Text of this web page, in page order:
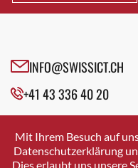
Cham
Davos Platz
Davos Platz 1
Dietikon
Dietlikon
INFO@SWISSICT.CH
+41 43 336 40 20
SWISSICT
VULKANSTRASSE 120
8048 ZURICH
Mit Ihrem Besuch auf
Datenschutzerklärung
Dies erlaubt uns unsere